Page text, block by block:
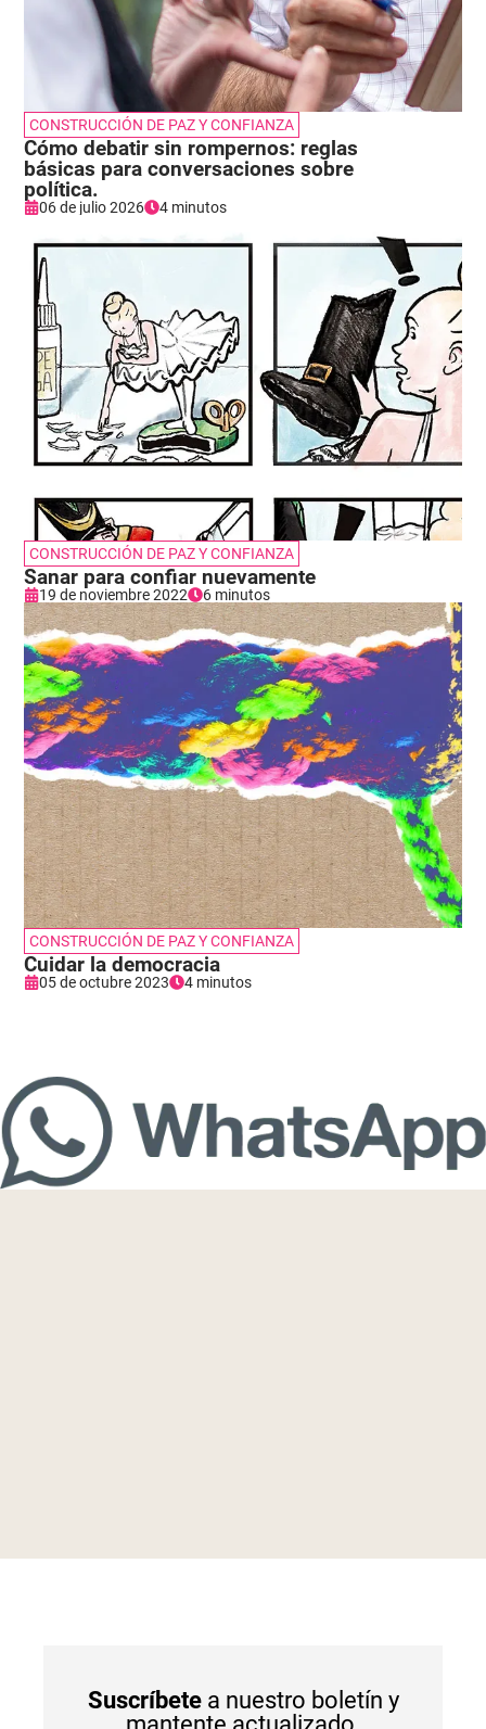
CONSTRUCCIÓN DE PAZ Y CONFIANZA
Cómo debatir sin rompernos: reglas
básicas para conversaciones sobre
política.
06 de julio 2026 4 minutos
CONSTRUCCIÓN DE PAZ Y CONFIANZA
Sanar para confiar nuevamente
19 de noviembre 2022 6 minutos
CONSTRUCCIÓN DE PAZ Y CONFIANZA
Cuidar la democracia
05 de octubre 2023 4 minutos
Suscríbetea nuestro boletín y